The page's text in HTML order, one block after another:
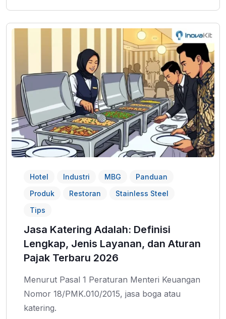
Hotel Industri MBG
Panduan
Produk
Restoran
Stainless Steel
Tips
Jasa Katering Adalah: Definisi
Lengkap, Jenis Layanan, dan Aturan
Pajak Terbaru 2026
Menurut Pasal 1 Peraturan Menteri Keuangan
Nomor 18/PMK.010/2015, jasa boga atau
katering.